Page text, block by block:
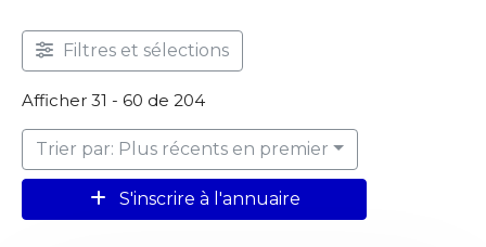
Filtres et sélections
Afficher 31 - 60 de 204
Trier par: Plus récents en premier
S'inscrire à l'annuaire